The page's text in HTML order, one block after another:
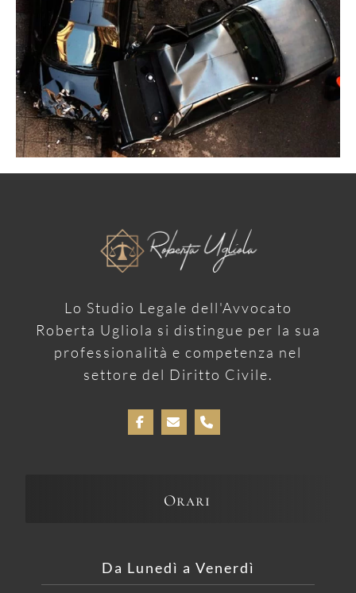
Lo Studio Legale dell'Avvocato
Roberta Ugliola si distingue per la sua
professionalità e competenza nel
settore del Diritto Civile.
Orari
Da Lunedì a Venerdì